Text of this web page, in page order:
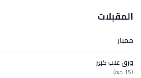
المقبلات
ممبار
ورق عنب كبير
(15 حبه)